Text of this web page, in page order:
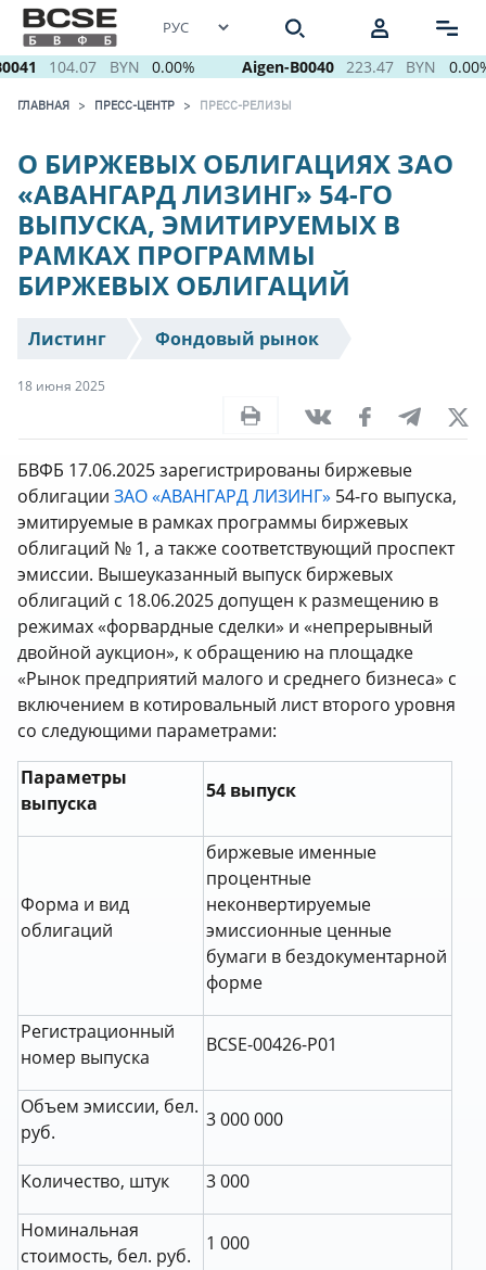
104.07 BYN 0.00% Aigen-B0040 223.47 BYN 0.00%
ГЛАВНАЯ ПРЕСС-ЦЕНТР ПРЕСС-РЕЛИЗЫ
О БИРЖЕВЫХ ОБЛИГАЦИЯХ ЗАО
«АВАНГАРД ЛИЗИНГ» 54-ГО
ВЫПУСКА, ЭМИТИРУЕМЫХ В
РАМКАХ ПРОГРАММЫ
БИРЖЕВЫХ ОБЛИГАЦИЙ
Листинг Фондовый рынок
18 июня 2025
БВФБ 17.06.2025 зарегистрированы биржевые
облигации ЗАО «АВАНГАРД ЛИЗИНГ» 54-го выпуска,
эмитируемые в рамках программы биржевых
облигаций № 1, а также соответствующий проспект
эмиссии. Вышеуказанный выпуск биржевых
облигаций с 18.06.2025 допущен к размещению в
режимах «форвардные сделки» и «непрерывный
двойной аукцион», к обращению на площадке
«Рынок предприятий малого и среднего бизнеса» с
включением в котировальный лист второго уровня
со следующими параметрами:
Параметры
выпуска
54 выпуск
Форма и вид
облигаций
биржевые именные
процентные
неконвертируемые
эмиссионные ценные
бумаги в бездокументарной
форме
Регистрационный
номер выпуска
BCSE-00426-P01
Объем эмиссии, бел.
руб.
3 000 000
Количество, штук 3 000
Номинальная
стоимость, бел. руб.
1 000